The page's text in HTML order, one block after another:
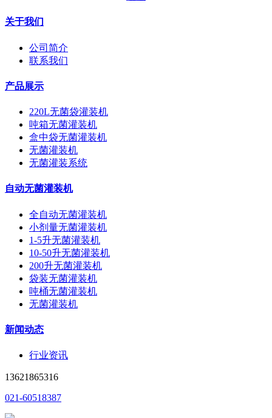
关于我们
公司简介
联系我们
产品展示
220L无菌袋灌装机
吨箱无菌灌装机
盒中袋无菌灌装机
无菌灌装机
无菌灌装系统
自动无菌灌装机
全自动无菌灌装机
小剂量无菌灌装机
1-5升无菌灌装机
10-50升无菌灌装机
200升无菌灌装机
袋装无菌灌装机
吨桶无菌灌装机
无菌灌装机
新闻动态
行业资讯
13621865316
021-60518387